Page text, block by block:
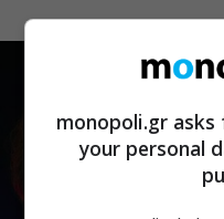
monopoli.gr
your personal